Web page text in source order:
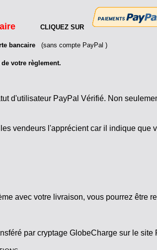
CLIQUEZ SUR
bancaire (sans compte PayPal )
votre règlement.
d'utilisateur PayPal Vérifié. Non
vendeurs l'apprécient car il indique que
avec votre livraison, vous pourrez être
par cryptage GlobeCharge sur le site